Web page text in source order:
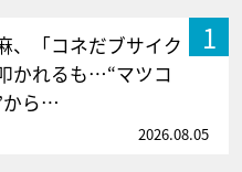
1
、「コネだブサイク
かれるも…“マツコ
から…
2026.08.05